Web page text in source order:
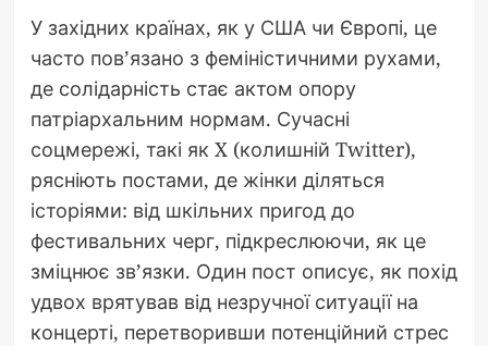
У західних країнах, як у США чи Європі, це
часто пов’язано з феміністичними рухами,
де солідарність стає актом опору
патріархальним нормам. Сучасні
соцмережі, такі як X (колишній Twitter),
рясніють постами, де жінки діляться
історіями: від шкільних пригод до
фестивальних черг, підкреслюючи, як це
зміцнює зв’язки. Один пост описує, як похід
удвох врятував від незручної ситуації на
концерті, перетворивши потенційний стрес